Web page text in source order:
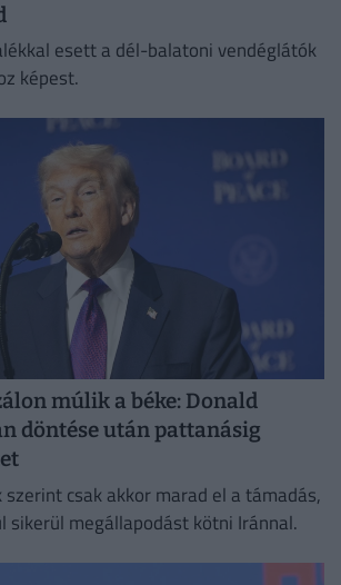
esett a dél-balatoni vendéglátók
képest.
múlik a béke: Donald
döntése után pattanásig
csak akkor marad el a támadás,
sikerül megállapodást kötni Iránnal.